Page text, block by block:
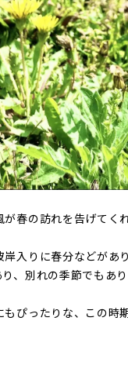
春の訪れを告げてくれ
入りに春分などがあ
、別れの季節でもあり
ぴったりな、この時